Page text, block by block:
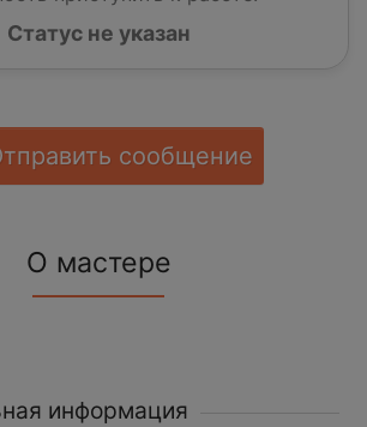
Статус не указан
сообщение
О мастере
информация